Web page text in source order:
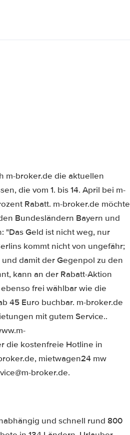
m-broker.de die aktuellen
die vom 1. bis 14. April bei m-
Rabatt. m-broker.de möchte
Bundesländern Bayern und
"Das Geld ist nicht weg, nur
kommt nicht von ungefähr;
damit der Gegenpol zu den
kann an der Rabatt-Aktion
frei wählbar wie die
45 Euro buchbar. m-broker.de
mit gutem Service..
die kostenfreie Hotline in
mietwagen24 mw
broker.de.
und schnell rund 800